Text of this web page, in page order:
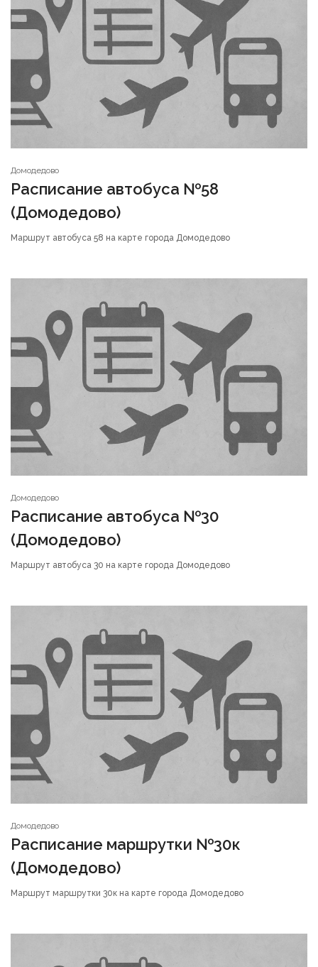
Домодедово
Расписание автобуса №58
(Домодедово)
Маршрут автобуса 58 на карте города Домодедово
Домодедово
Расписание автобуса №30
(Домодедово)
Маршрут автобуса 30 на карте города Домодедово
Домодедово
Расписание маршрутки №30к
(Домодедово)
Маршрут маршрутки 30к на карте города Домодедово